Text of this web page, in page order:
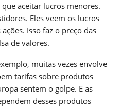
aceitar lucros menores.
Eles veem os lucros
Isso faz o preço das
de valores.
muitas vezes envolve
tarifas sobre produtos
sentem o golpe. E as
desses produtos